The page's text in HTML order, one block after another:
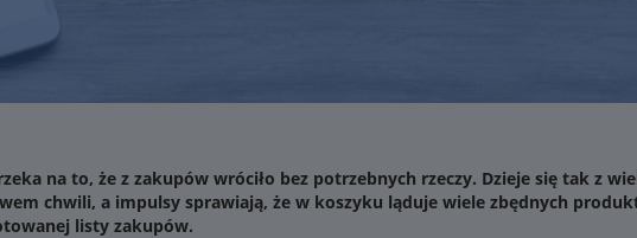
na to, że z zakupów wróciło bez potrzebnych rzeczy. Dzieje się tak z
chwili, a impulsy sprawiają, że w koszyku ląduje wiele zbędnych
listy zakupów.